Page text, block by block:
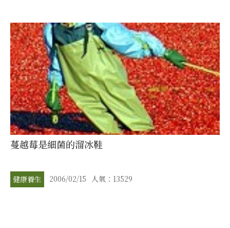
蔓越莓是細菌的溜冰鞋
健康養生 2006/02/15 人氣：13529